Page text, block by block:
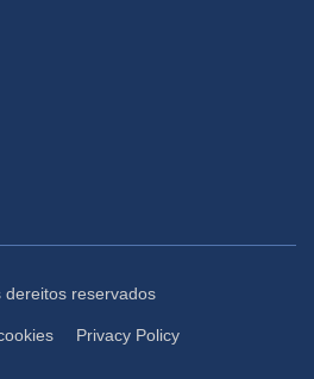
dereitos reservados
Privacy Policy